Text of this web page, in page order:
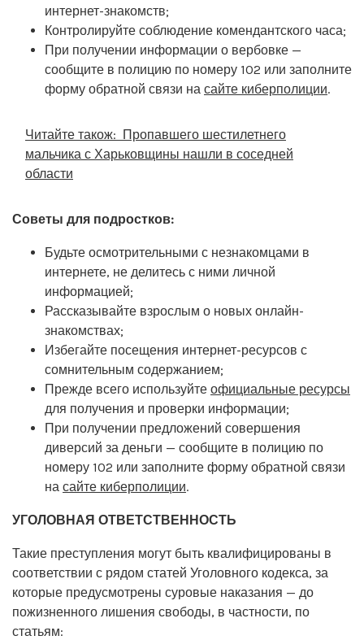
интернет-знакомств;
Контролируйте соблюдение комендантского часа;
При получении информации о вербовке —
сообщите в полицию по номеру 102 или заполните
форму обратной связи на сайте киберполиции.
Читайте також: Пропавшего шестилетнего
мальчика с Харьковщины нашли в соседней
области
Советы для подростков:
Будьте осмотрительными с незнакомцами в
интернете, не делитесь с ними личной
информацией;
Рассказывайте взрослым о новых онлайн-
знакомствах;
Избегайте посещения интернет-ресурсов с
сомнительным содержанием;
Прежде всего используйте официальные ресурсы
для получения и проверки информации;
При получении предложений совершения
диверсий за деньги — сообщите в полицию по
номеру 102 или заполните форму обратной связи
на сайте киберполиции.
УГОЛОВНАЯ ОТВЕТСТВЕННОСТЬ
Такие преступления могут быть квалифицированы в
соответствии с рядом статей Уголовного кодекса, за
которые предусмотрены суровые наказания — до
пожизненного лишения свободы, в частности, по
статьям: